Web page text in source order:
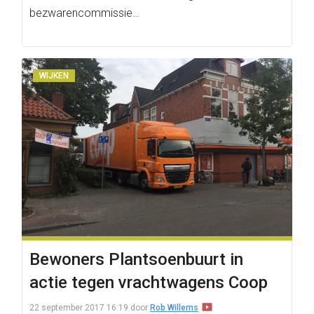
bezwarencommissie…
WIJKEN
Bewoners Plantsoenbuurt in
actie tegen vrachtwagens Coop
22 september 2017 16:19 door Rob Willems